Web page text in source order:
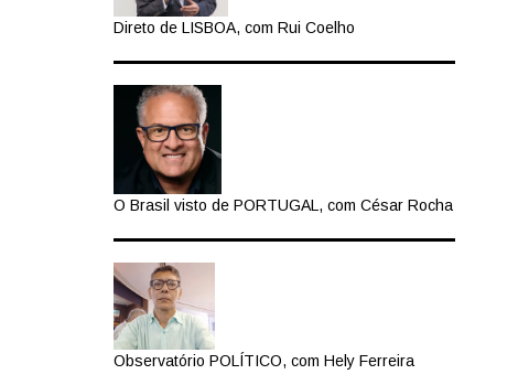
Direto de LISBOA, com Rui Coelho
O Brasil visto de PORTUGAL, com César Rocha
Observatório POLÍTICO, com Hely Ferreira